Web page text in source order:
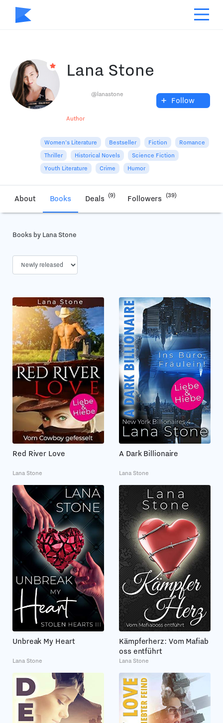
Lana Stone
Author
@lanastone + Follow
Women's Literature Bestseller Fiction
Romance
Thriller
Historical Novels
Science Fiction
Youth Literature
Crime Humor
About Books Deals (9) Followers (39)
Books by Lana Stone
Red River Love
Lana Stone
A Dark Billionaire
Lana Stone
Unbreak My Heart
Lana Stone
Kämpferherz: Vom Mafiab
oss entführt
Lana Stone